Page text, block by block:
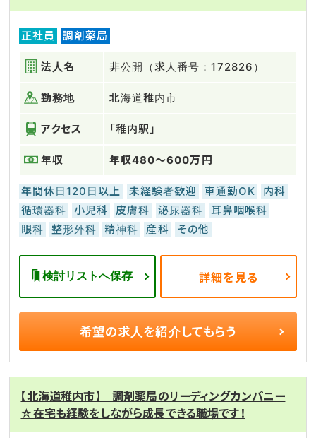
正社員 調剤薬局
法人名 非公開（求人番号：172826）
勤務地 北海道稚内市
アクセス 「稚内駅」
年収 年収480～600万円
年間休日120日以上 未経験者歓迎 車通勤OK
内科
循環器科
小児科 皮膚科 泌尿器科
耳鼻咽喉科
眼科
整形外科 精神科 産科 その他
検討リストへ保存 詳細を見る
希望の求人を紹介してもらう
【北海道稚内市】 調剤薬局のリーディングカンパニー
☆在宅も経験をしながら成長できる職場です！